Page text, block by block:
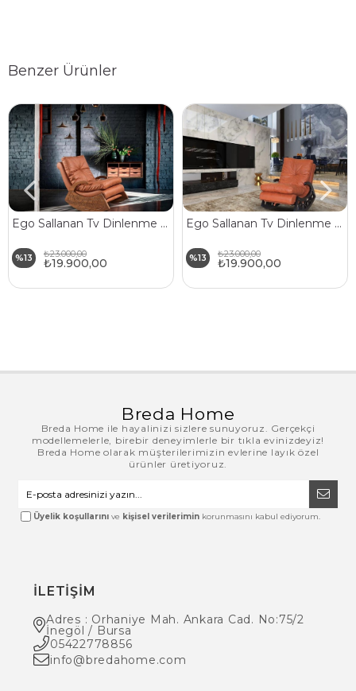
Benzer Ürünler
Ego Sallanan Tv Dinlenme Koltuğu
%13 ₺19.900,00
₺23.000,00
Ego Sallanan Tv Dinlenme Koltuğu
%13 ₺19.900,00
₺23.000,00
Breda Home
Breda Home ile hayalinizi sizlere sunuyoruz. Gerçekçi
modellemelerle, birebir deneyimlerle bir tıkla evinizdeyiz!
Breda Home olarak müşterilerimizin evlerine layık özel
ürünler üretiyoruz.
Üyelik koşullarını ve kişisel verilerimin korunmasını kabul ediyorum.
İLETİŞİM
Adres : Orhaniye Mah. Ankara Cad. No:75/2
İnegöl / Bursa
05422778856
info@bredahome.com